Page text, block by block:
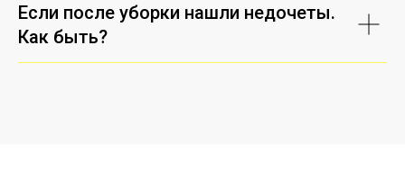
Если после уборки нашли недочеты.
Как быть?